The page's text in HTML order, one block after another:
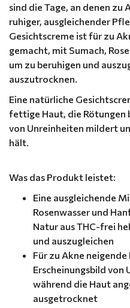
sind die Tage, an denen zu
ruhiger, ausgleichender
Gesichtscreme ist für zu
gemacht, mit Sumach,
um zu beruhigen und
auszutrocknen.
Eine natürliche
fettige Haut, die Rötungen
von Unreinheiten mildert
hält.
Was das Produkt leistet:
Eine ausgleichende
Rosenwasser und
Natur aus THC-frei
und auszugleichen
Für zu Akne
Erscheinungsbild von
während die Haut
ausgetrocknet